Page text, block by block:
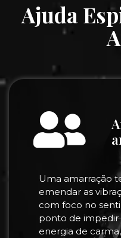
Ajuda
Uma amarração
emendar as
com foco no
ponto de impedir
energia de